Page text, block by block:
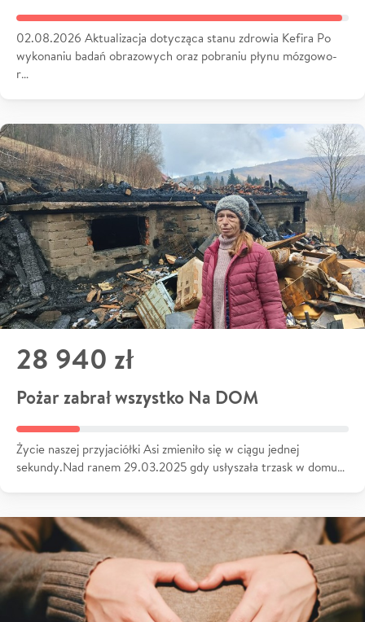
02.08.2026 Aktualizacja dotycząca stanu zdrowia Kefira Po
wykonaniu badań obrazowych oraz pobraniu płynu mózgowo-
r…
28 940 zł
Pożar zabrał wszystko Na DOM
Życie naszej przyjaciółki Asi zmieniło się w ciągu jednej
sekundy.Nad ranem 29.03.2025 gdy usłyszała trzask w domu…